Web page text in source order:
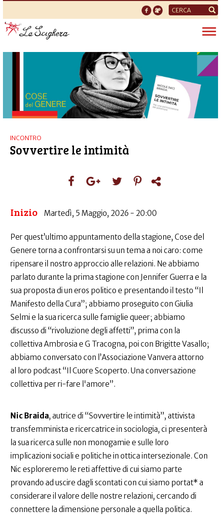
Form
di
ricerca
INCONTRO
Sovvertire le intimità
Inizio Martedì, 5 Maggio, 2026 - 20:00
Per quest’ultimo appuntamento della stagione, Cose del
Genere torna a confrontarsi su un tema a noi caro: come
ripensare il nostro approccio alle relazioni. Ne abbiamo
parlato durante la prima stagione con Jennifer Guerra e la
sua proposta di un eros politico e presentando il testo “Il
Manifesto della Cura”; abbiamo proseguito con Giulia
Selmi e la sua ricerca sulle famiglie queer; abbiamo
discusso di “rivoluzione degli affetti”, prima con la
collettiva Ambrosia e G Tracogna, poi con Brigitte Vasallo;
abbiamo conversato con l’Associazione Vanvera attorno
al loro podcast “Il Cuore Scoperto. Una conversazione
collettiva per ri-fare l'amore”.
Nic Braida, autrice di “Sovvertire le intimità”, attivista
transfemminista e ricercatrice in sociologia, ci presenterà
la sua ricerca sulle non monogamie e sulle loro
implicazioni sociali e politiche in ottica intersezionale. Con
Nic esploreremo le reti affettive di cui siamo parte
provando ad uscire dagli scontati con cui siamo portat* a
considerare il valore delle nostre relazioni, cercando di
connettere la dimensione personale a quella politica.